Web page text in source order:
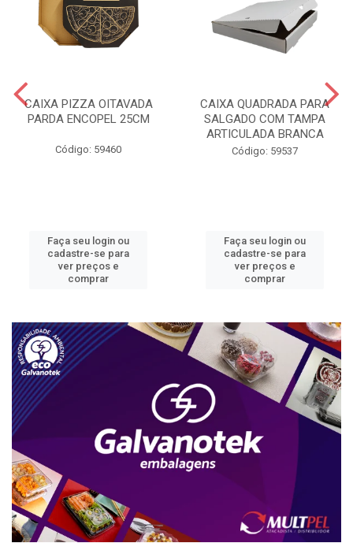
CAIXA PIZZA OITAVADA
PARDA ENCOPEL 25CM
Código: 59460
Faça seu login ou
cadastre-se para
ver preços e
comprar
CAIXA QUADRADA PARA
SALGADO COM TAMPA
ARTICULADA BRANCA
Código: 59537
Faça seu login ou
cadastre-se para
ver preços e
comprar